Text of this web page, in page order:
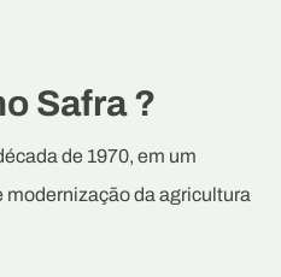
Safra ?
de 1970, em um
da agricultura